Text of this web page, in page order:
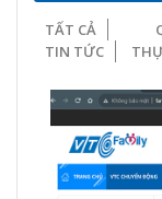
TẤT CẢ
TIN TỨC